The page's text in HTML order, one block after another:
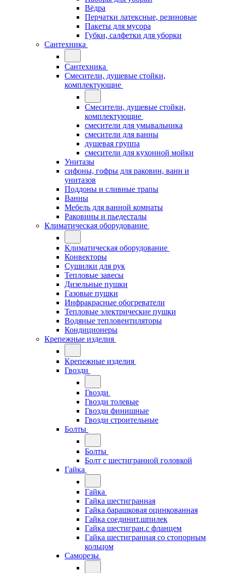
Вёдра
Перчатки латексные, резиновые
Пакеты для мусора
Губки, салфетки для уборки
Сантехника
Сантехника
Смесители, душевые стойки,
комплектующие
Смесители, душевые стойки,
комплектующие
смесители для умывальника
смесители для ванны
душевая группа
смесители для кухонной мойки
Унитазы
сифоны, гофры для раковин, ванн и
унитазов
Поддоны и сливные трапы
Ванны
Мебель для ванной комнаты
Раковины и пьедесталы
Климатическая оборудование
Климатическая оборудование
Конвекторы
Сушилки для рук
Тепловые завесы
Дизельные пушки
Газовые пушки
Инфракрасные обогреватели
Тепловые электрические пушки
Водяные тепловентиляторы
Кондиционеры
Крепежные изделия
Крепежные изделия
Гвозди
Гвозди
Гвозди толевые
Гвозди финишные
Гвозди строительные
Болты
Болты
Болт с шестигранной головкой
Гайка
Гайка
Гайка шестигранная
Гайка барашковая оцинкованная
Гайка соединит.шпилек
Гайка шестигран.с фланцем
Гайка шестигранная со стопорным
кольцом
Саморезы